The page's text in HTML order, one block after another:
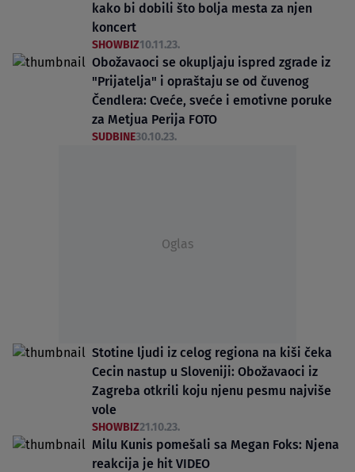
kako bi dobili što bolja mesta za njen
koncert
SHOWBIZ10.11.23.
Obožavaoci se okupljaju ispred zgrade iz
"Prijatelja" i opraštaju se od čuvenog
Čendlera: Cveće, sveće i emotivne poruke
za Metjua Perija FOTO
SUDBINE30.10.23.
Oglas
Stotine ljudi iz celog regiona na kiši čeka
Cecin nastup u Sloveniji: Obožavaoci iz
Zagreba otkrili koju njenu pesmu najviše
vole
SHOWBIZ21.10.23.
Milu Kunis pomešali sa Megan Foks: Njena
reakcija je hit VIDEO